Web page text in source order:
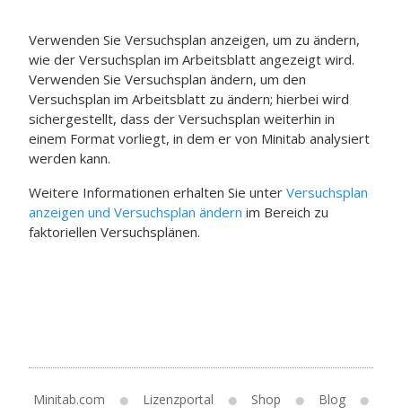
Verwenden Sie Versuchsplan anzeigen, um zu ändern,
wie der Versuchsplan im Arbeitsblatt angezeigt wird.
Verwenden Sie Versuchsplan ändern, um den
Versuchsplan im Arbeitsblatt zu ändern; hierbei wird
sichergestellt, dass der Versuchsplan weiterhin in
einem Format vorliegt, in dem er von Minitab analysiert
werden kann.
Weitere Informationen erhalten Sie unter Versuchsplan
anzeigen und Versuchsplan ändern im Bereich zu
faktoriellen Versuchsplänen.
Minitab.com Lizenzportal Shop
Blog